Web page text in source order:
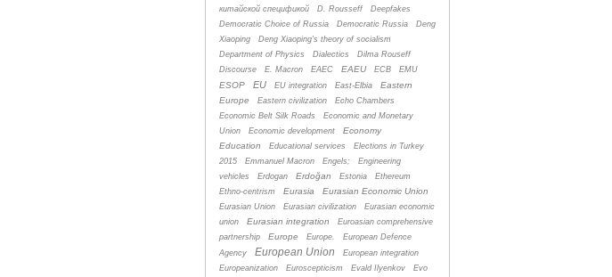
китайской спецификой
D. Rousseff
Deepfakes
Democratic Choice of Russia
Democratic Russia
Deng
Xiaoping
Deng Xiaoping's theory of socialism
Department of Physics
Dialectics
Dilma Rouseff
Discourse
E. Macron EAEC EAEU ECB EMU
ESOP EU EU integration East-Elbia
Eastern
Europe
Eastern civilization
Echo Chambers
Economic Belt Silk Roads
Economic and Monetary
Union
Economic development
Economy
Education
Educational services
Elections in Turkey
2015
Emmanuel Macron Engels;
Engineering
vehicles
Erdogan Erdoğan Estonia
Ethereum
Ethno-centrism
Eurasia Eurasian Economic Union
Eurasian Union Eurasian civilization
Eurasian economic
union
Eurasian integration
Euroasian comprehensive
partnership
Europe Europe.
European Defence
Agency
European Union
European integration
Europeanization
Euroscepticism Evald Ilyenkov
Evo